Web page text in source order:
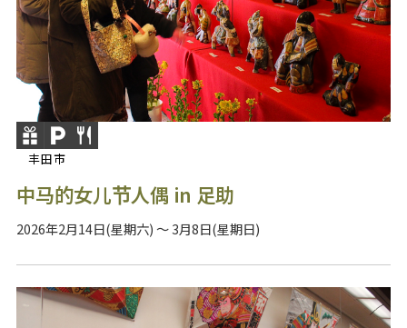
丰田市
中马的女儿节人偶 in 足助
2026年2月14日(星期六) ～ 3月8日(星期日)